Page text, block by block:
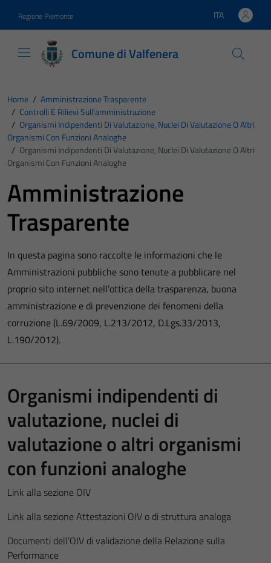
Regione Piemonte Lingua attiva:
ITA
Comune di Valfenera
Home / Amministrazione Trasparente
/ Controlli E Rilievi Sull'amministrazione
/ Organismi Indipendenti Di Valutazione, Nuclei Di Valutazione O Altri
Organismi Con Funzioni Analoghe
/ Organismi Indipendenti Di Valutazione, Nuclei Di Valutazione O Altri
Organismi Con Funzioni Analoghe
Amministrazione
Trasparente
In questa pagina sono raccolte le informazioni che le
Amministrazioni pubbliche sono tenute a pubblicare nel
proprio sito internet nell’ottica della trasparenza, buona
amministrazione e di prevenzione dei fenomeni della
corruzione (L.69/2009, L.213/2012, D.Lgs.33/2013,
L.190/2012).
Organismi indipendenti di
valutazione, nuclei di
valutazione o altri organismi
con funzioni analoghe
Link alla sezione OIV
Link alla sezione Attestazioni OIV o di struttura analoga
Documenti dell’OIV di validazione della Relazione sulla
Performance